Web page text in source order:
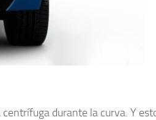
durante la curva. Y